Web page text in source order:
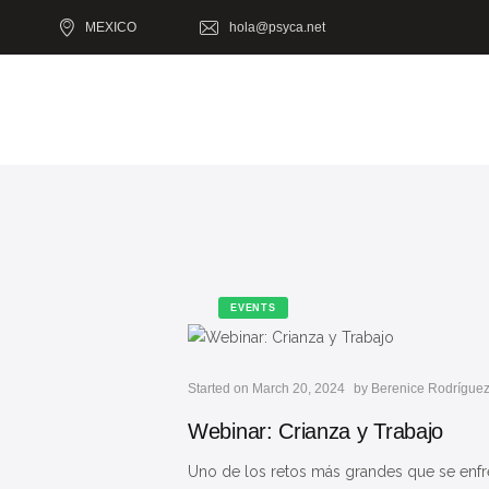
MEXICO hola@psyca.net
EVENTS
Started on March 20, 2024 by Berenice
Webinar: Crianza y Trabajo
Uno de los retos más grandes que se